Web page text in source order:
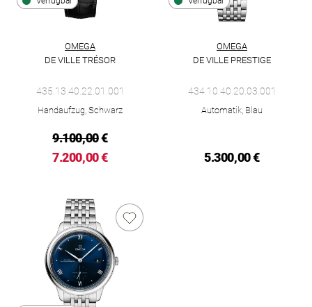
OMEGA
DE VILLE TRÉSOR
435.13.40.22.01.001
Handaufzug, Schwarz
9.100,00€
7.200,00 €
OMEGA
DE VILLE PRESTIGE
434.10.40.20.03.001
Automatik, Blau
5.300,00 €